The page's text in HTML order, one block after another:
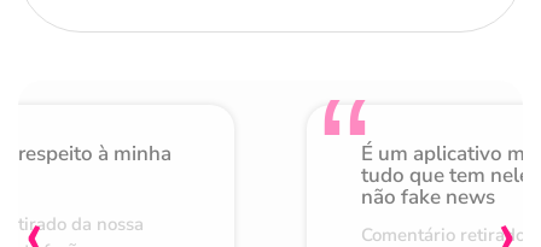
respeito à minha
da nossa
É um aplicativo
tudo que tem nele
não fake news
Comentário retirado